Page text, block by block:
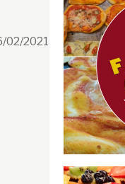
2021 n. 199/2021